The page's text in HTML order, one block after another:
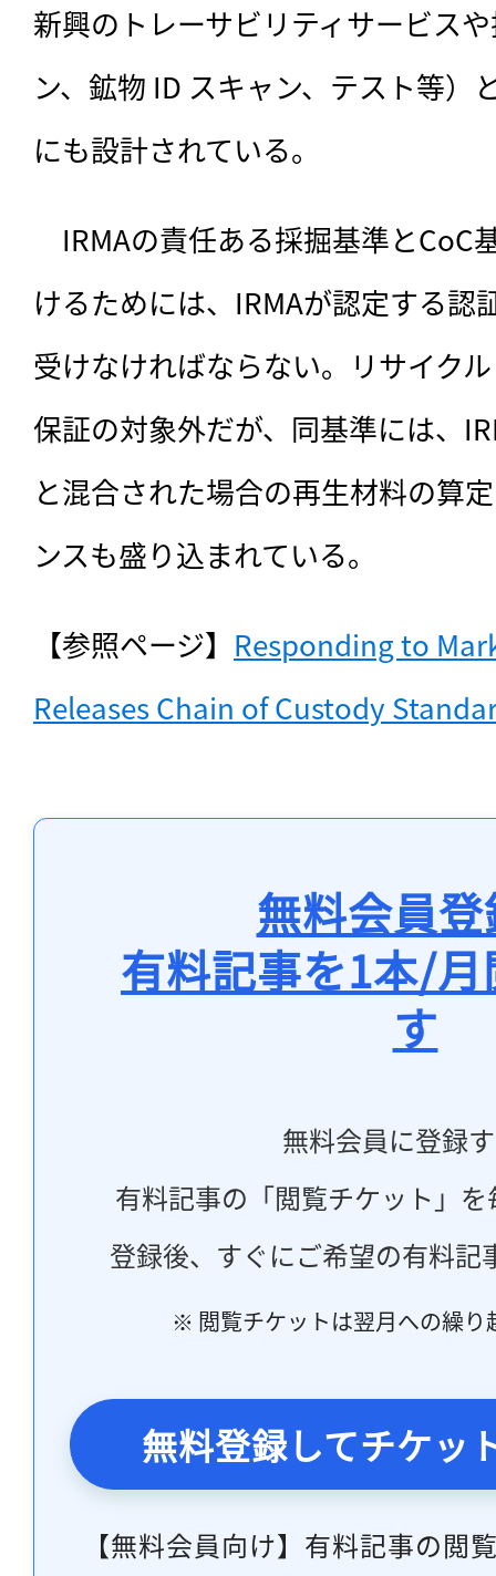
新興のトレーサビリティサービス
ン、鉱物 ID スキャン、テスト等）
にも設計されている。
IRMAの責任ある採掘基準とCoC
けるためには、IRMAが認定する認
受けなければならない。リサイク
保証の対象外だが、同基準には、
と混合された場合の再生材料の算
ンスも盛り込まれている。
【参照ページ】 Responding to
Releases Chain of Custody
無料会員
有料記事を1本/
す
無料会員に登録
有料記事の「閲覧チケット」
登録後、すぐにご希望の有料記
※ 閲覧チケットは翌月への繰り
無料登録してチケッ
【無料会員向け】有料記事の閲